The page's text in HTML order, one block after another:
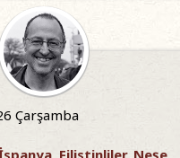
Çarşamba
Filistinliler, Neşe